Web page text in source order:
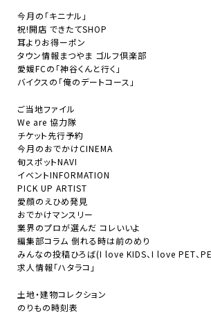
今月の「キニナル」
祝!開店 できたてSHOP
耳よりお得ーポン
タウン情報まつやま ゴルフ倶楽部
愛媛FCの「神谷くんと行く」
バイクスの「俺のデートコース」
ご当地ファイル
We are 協力隊
チケット先行予約
今月のおでかけCINEMA
旬スポットNAVI
イベントINFORMATION
PICK UP ARTIST
愛顔のえひめ発見
おでかけマンスリー
業界のプロが選んだ コレいいよ
編集部コラム 倒れる時は前のめり
みんなの投稿ひろば(I love KIDS、I love PET、
求人情報「ハタラコ」
土地・建物コレクション
のりもの時刻表